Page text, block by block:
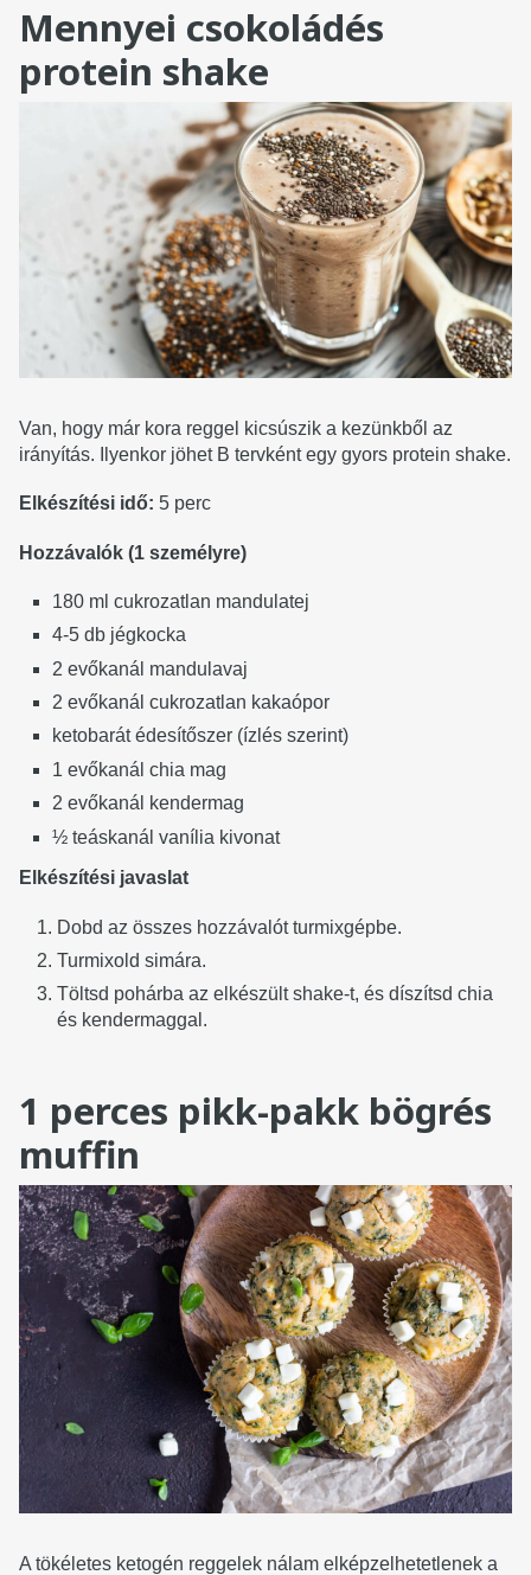
Mennyei csokoládés
protein shake
Van, hogy már kora reggel kicsúszik a kezünkből az
irányítás. Ilyenkor jöhet B tervként egy gyors protein shake.
Elkészítési idő: 5 perc
Hozzávalók (1 személyre)
180 ml cukrozatlan mandulatej
4-5 db jégkocka
2 evőkanál mandulavaj
2 evőkanál cukrozatlan kakaópor
ketobarát édesítőszer (ízlés szerint)
1 evőkanál chia mag
2 evőkanál kendermag
½ teáskanál vanília kivonat
Elkészítési javaslat
Dobd az összes hozzávalót turmixgépbe.
Turmixold simára.
Töltsd pohárba az elkészült shake-t, és díszítsd chia
és kendermaggal.
1 perces pikk-pakk bögrés
muffin
A tökéletes ketogén reggelek nálam elképzelhetetlenek a